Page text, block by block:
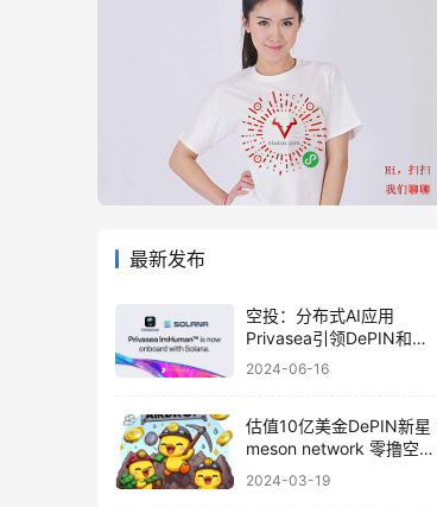
最新发布
空投：分布式AI应用
Privasea引领DePIN和AI
算力众筹革命
2024-06-16
估值10亿美金DePIN新星
meson network 零撸空投
教程
2024-03-19